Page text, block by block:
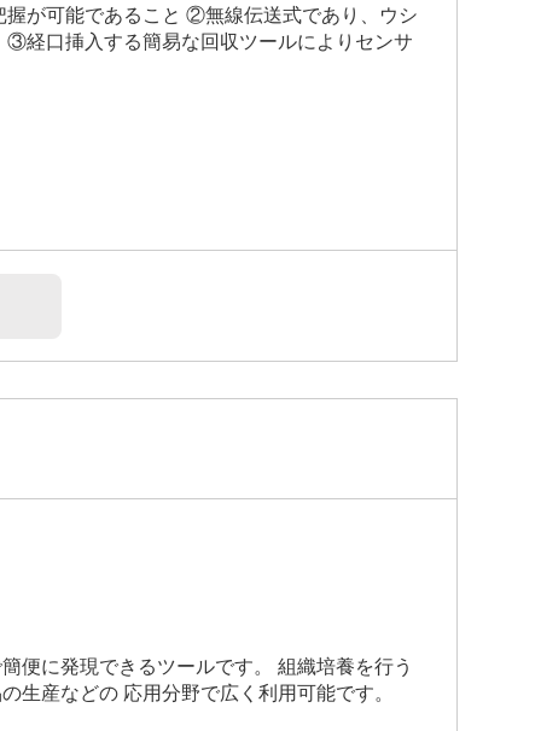
が可能であること ②無線伝送式であり、ウシ
経口挿入する簡易な回収ツールによりセンサ
便に発現できるツールです。 組織培養を行う
生産などの 応用分野で広く利用可能です。